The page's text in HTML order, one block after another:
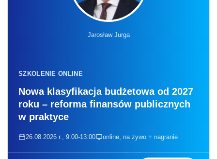
Jarosław Jurga
SZKOLENIE ONLINE
Nowa klasyfikacja budżetowa od 2027
roku – reforma finansów publicznych
w praktyce
26.08.2026 r., 9:00-13:00 online, na żywo + nagranie